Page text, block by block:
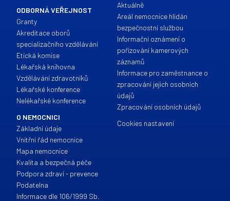
ODBORNÁ VEŘEJNOST
Granty
Akreditace oborů
specializačního vzdělávání
Etická komise
Lékařská knihovna
Vzdělávání zdravotníků
Lékařské konference
Nelékařské konference
O NEMOCNICI
Základní údaje
Vnitřní řád nemocnice
Mapa nemocnice
Kvalita a bezpečná péče
Podpora zdraví - prevence
Podatelna
Informace dle 106/1999 Sb.
Aktuálně
Areál nemocnice hlídán
bezpečnostní službou
Informační oznámení o
pořízování kamerových
záznamů
Informace pro zaměstnance o
zpracování jejich osobních
údajů
Zpracování osobních údajů
Cookies nastavení